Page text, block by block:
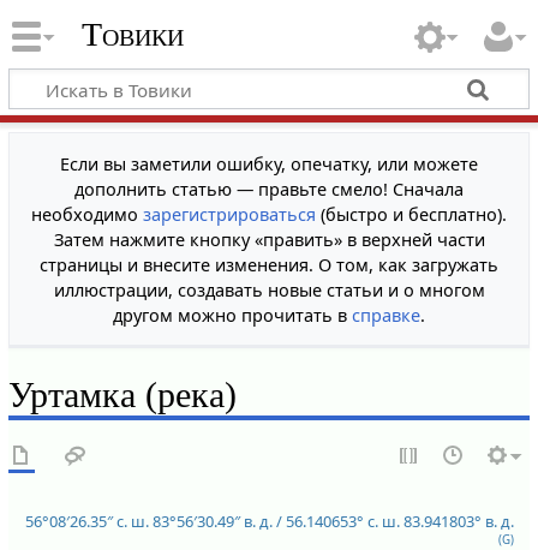
Товики
Если вы заметили ошибку, опечатку, или можете
дополнить статью — правьте смело! Сначала
необходимо зарегистрироваться (быстро и бесплатно).
Затем нажмите кнопку «править» в верхней части
страницы и внесите изменения. О том, как загружать
иллюстрации, создавать новые статьи и о многом
другом можно прочитать в справке.
Уртамка (река)
56°08′26.35″ с. ш.83°56′30.49″ в. д./ 56.140653° с. ш.83.941803° в. д.
(G)